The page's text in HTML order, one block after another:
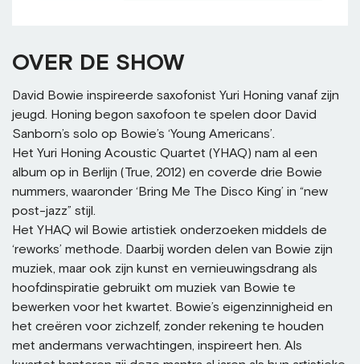
OVER DE SHOW
David Bowie inspireerde saxofonist Yuri Honing vanaf zijn
jeugd. Honing begon saxofoon te spelen door David
Sanborn’s solo op Bowie’s ‘Young Americans’.
Het Yuri Honing Acoustic Quartet (YHAQ) nam al een
album op in Berlijn (True, 2012) en coverde drie Bowie
nummers, waaronder ‘Bring Me The Disco King’ in “new
post-jazz” stijl.
Het YHAQ wil Bowie artistiek onderzoeken middels de
‘reworks’ methode. Daarbij worden delen van Bowie zijn
muziek, maar ook zijn kunst en vernieuwingsdrang als
hoofdinspiratie gebruikt om muziek van Bowie te
bewerken voor het kwartet. Bowie’s eigenzinnigheid en
het creëren voor zichzelf, zonder rekening te houden
met andermans verwachtingen, inspireert hen. Als